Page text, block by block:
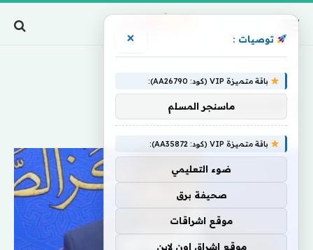
هوكستين
توصيات : ×
باقة متميزة VIP (كود: AA26790):
ماسنجر المسلم
باقة متميزة VIP (كود: AA35872):
ضوء التعليمي
صحيفة برق
موقع اشراقات
موقع اشراق اون لاين